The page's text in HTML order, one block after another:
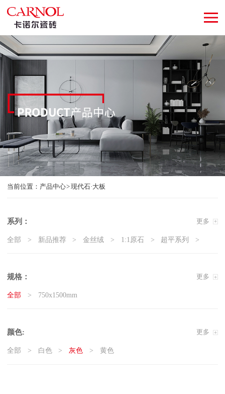
当前位置： 产品中心 现代石·大板
系列： 更多
全部 新品推荐 金丝绒 1:1原石 超平系列
精工大理石
3D微雕 臻白超平
规格： 更多
全部 750x1500mm
颜色: 更多
全部 白色 灰色 黄色